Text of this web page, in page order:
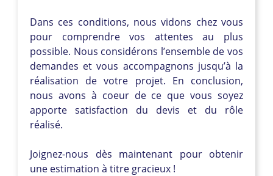
Dans ces conditions, nous vidons chez vous
pour comprendre vos attentes au plus
possible. Nous considérons l’ensemble de vos
demandes et vous accompagnons jusqu’à la
réalisation de votre projet. En conclusion,
nous avons à coeur de ce que vous soyez
apporte satisfaction du devis et du rôle
réalisé.
Joignez-nous dès maintenant pour obtenir
une estimation à titre gracieux !